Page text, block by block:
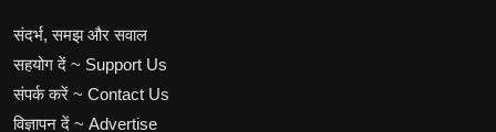
संदर्भ, समझ और सवाल
सहयोग दें ~ Support Us
संपर्क करें ~ Contact Us
विज्ञापन दें ~ Advertise